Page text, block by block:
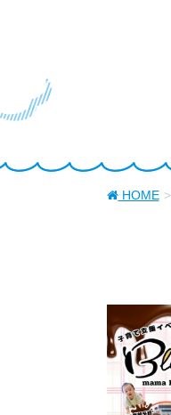
HOME